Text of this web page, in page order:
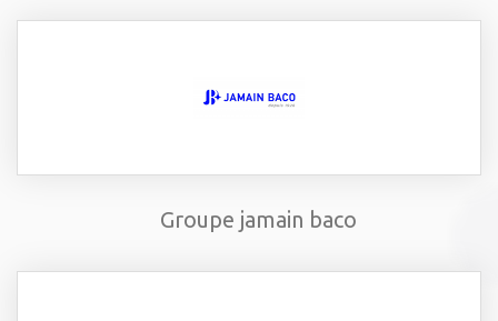
Groupe jamain baco